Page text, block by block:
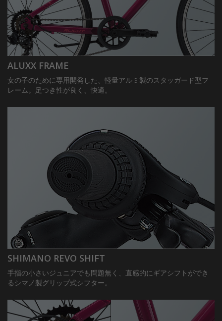
ALUXX FRAME
女の子のために専用開発した、軽量アルミ製のスタッガード型フ
レーム。足つき性が良く、快適。
SHIMANO REVO SHIFT
手指の小さいジュニアでも問題無く、直感的にギアシフトができ
るシマノ製グリップ式シフター。